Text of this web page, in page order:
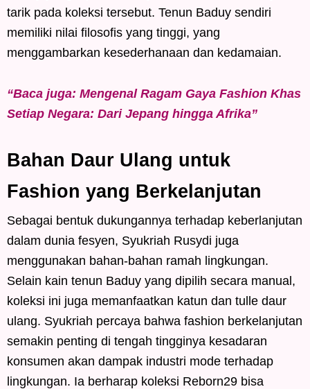
tarik pada koleksi tersebut. Tenun Baduy sendiri
memiliki nilai filosofis yang tinggi, yang
menggambarkan kesederhanaan dan kedamaian.
“Baca juga: Mengenal Ragam Gaya Fashion Khas
Setiap Negara: Dari Jepang hingga Afrika”
Bahan Daur Ulang untuk
Fashion yang Berkelanjutan
Sebagai bentuk dukungannya terhadap keberlanjutan
dalam dunia fesyen, Syukriah Rusydi juga
menggunakan bahan-bahan ramah lingkungan.
Selain kain tenun Baduy yang dipilih secara manual,
koleksi ini juga memanfaatkan katun dan tulle daur
ulang. Syukriah percaya bahwa fashion berkelanjutan
semakin penting di tengah tingginya kesadaran
konsumen akan dampak industri mode terhadap
lingkungan. Ia berharap koleksi Reborn29 bisa